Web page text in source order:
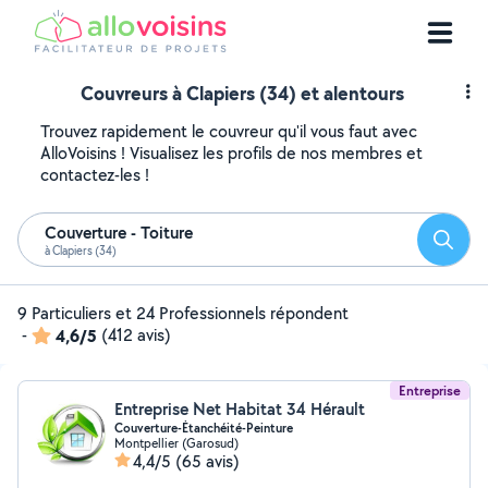
Couvreurs à Clapiers (34) et alentours
Trouvez rapidement le couvreur qu'il vous faut avec
AlloVoisins ! Visualisez les profils de nos membres et
contactez-les !
Couverture - Toiture
à Clapiers (34)
9 Particuliers et 24 Professionnels répondent
-
4,6/5 (412 avis)
Entreprise
Entreprise Net Habitat 34 Hérault
Couverture-Étanchéité-Peinture
Montpellier (Garosud)
4,4/5 (65 avis)